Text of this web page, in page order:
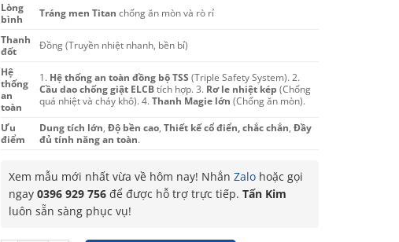
Lòng
bình
Tráng men Titan chống ăn mòn và rò rỉ
Thanh
đốt
Đồng (Truyền nhiệt nhanh, bền bỉ)
Hệ
thống
an
toàn
1. Hệ thống an toàn đồng bộ TSS (Triple Safety System). 2.
Cầu dao chống giật ELCBtích hợp. 3. Rơ le nhiệt kép (Chống
quá nhiệt và cháy khô). 4.Thanh Magie lớn (Chống ăn mòn).
Ưu
điểm
Dung tích lớn ,Độ bền cao ,Thiết kế cổ điển, chắc chắn ,Đầy
đủ tính năng an toàn.
Xem mẫu mới nhất vừa về hôm nay! Nhắn Zalohoặc gọi
ngay 0396 929 756để được hỗ trợ trực tiếp. Tấn Kim
luôn sẵn sàng phục vụ!